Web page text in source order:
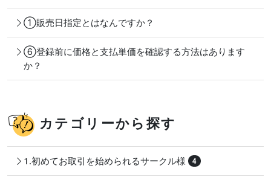
①販売日指定とはなんですか？
⑥登録前に価格と支払単価を確認する方法はあります
か？
カテゴリーから探す
1.初めてお取引を始められるサークル様 4